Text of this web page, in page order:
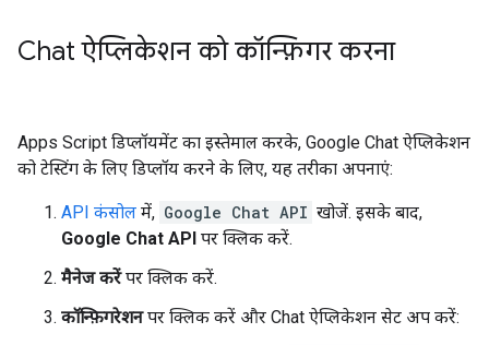
Chat ऐप्लिकेशन को कॉन्फ़िगर करना
Apps Script डिप्लॉयमेंट का इस्तेमाल करके, Google Chat ऐप्लिकेशन
को टेस्टिंग के लिए डिप्लॉय करने के लिए, यह तरीका अपनाएं:
API कंसोल में, Google Chat API खोजें. इसके बाद,
Google Chat API पर क्लिक करें.
मैनेज करेंपर क्लिक करें.
कॉन्फ़िगरेशनपर क्लिक करें और Chat ऐप्लिकेशन सेट अप करें: